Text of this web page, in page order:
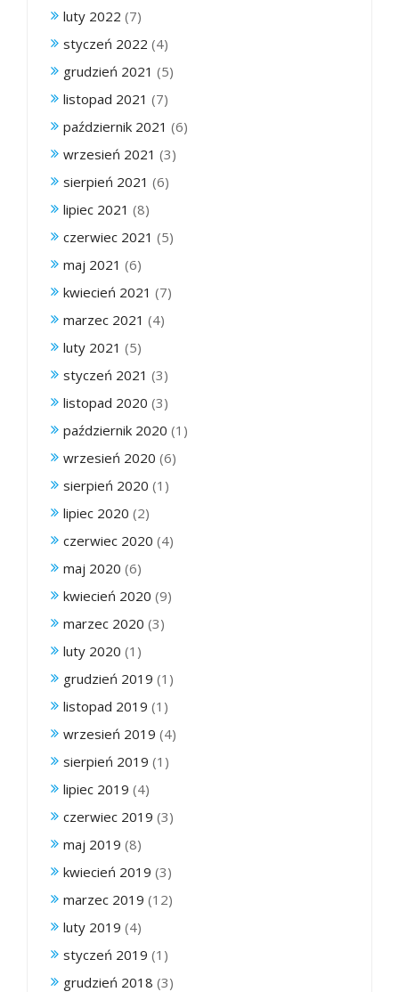
luty 2022 (7)
styczeń 2022 (4)
grudzień 2021 (5)
listopad 2021 (7)
październik 2021 (6)
wrzesień 2021 (3)
sierpień 2021 (6)
lipiec 2021 (8)
czerwiec 2021 (5)
maj 2021 (6)
kwiecień 2021 (7)
marzec 2021 (4)
luty 2021 (5)
styczeń 2021 (3)
listopad 2020 (3)
październik 2020 (1)
wrzesień 2020 (6)
sierpień 2020 (1)
lipiec 2020 (2)
czerwiec 2020 (4)
maj 2020 (6)
kwiecień 2020 (9)
marzec 2020 (3)
luty 2020 (1)
grudzień 2019 (1)
listopad 2019 (1)
wrzesień 2019 (4)
sierpień 2019 (1)
lipiec 2019 (4)
czerwiec 2019 (3)
maj 2019 (8)
kwiecień 2019 (3)
marzec 2019 (12)
luty 2019 (4)
styczeń 2019 (1)
grudzień 2018 (3)